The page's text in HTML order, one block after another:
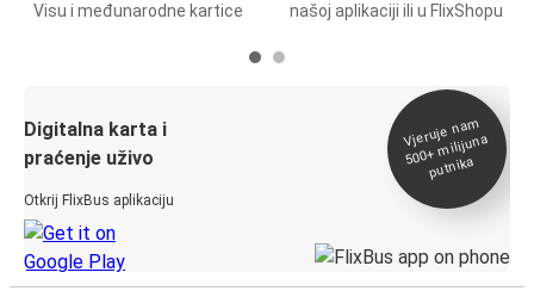
Visu i međunarodne kartice
našoj aplikaciji ili u FlixShopu
Digitalna karta i
praćenje uživo
Otkrij FlixBus aplikaciju
Vjeruje na
m
500+
milijuna
putnika